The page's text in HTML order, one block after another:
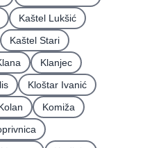
Kaštel Lukšić
Kaštel Stari
Klanjec
Kloštar Ivanić
Komiža